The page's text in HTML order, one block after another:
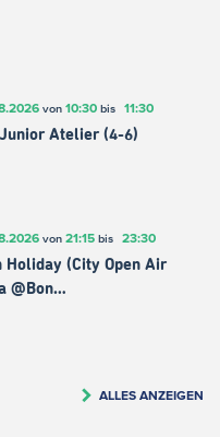
von 10:30bis 11:30
Atelier (4-6)
von 21:15bis 23:30
Holiday (City Open Air
@Bon…
ALLES ANZEIGEN